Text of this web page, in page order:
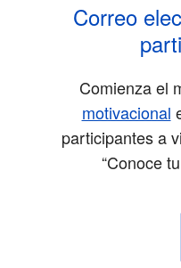
Correo
Comienza el
motivacional
participantes a
“Conoce